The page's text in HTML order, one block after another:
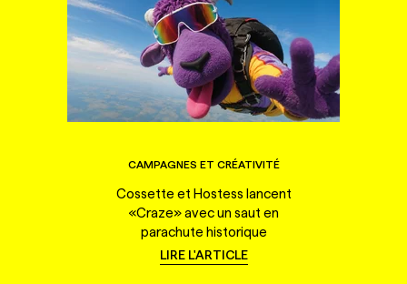
CAMPAGNES ET CRÉATIVITÉ
Cossette et Hostess lancent
«Craze» avec un saut en
parachute historique
LIRE L'ARTICLE